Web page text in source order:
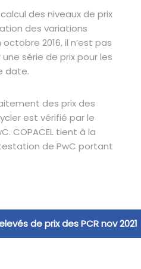
des niveaux de prix
des variations
2016, il n’est pas
série de prix pour les
date.
des prix des
est vérifié par le
COPACEL tient à la
de PwC portant
de prix des PCR nov 2021